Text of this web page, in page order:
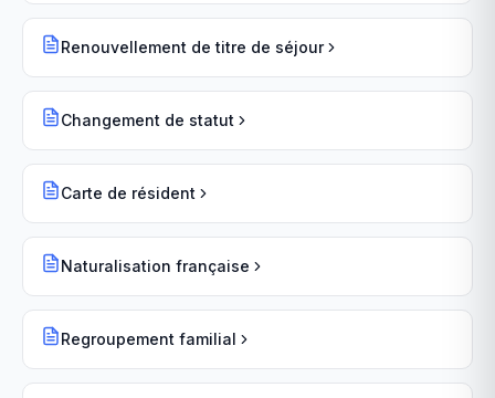
Renouvellement de titre de séjour
Changement de statut
Carte de résident
Naturalisation française
Regroupement familial